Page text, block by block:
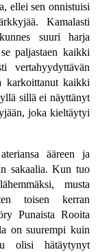
ellei sen onnistuisi
Kamalasti
suuri harja
paljastaen kaikki
vertahyydyttävän
karkoittanut kaikki
sillä ei näyttänyt
joka kieltäytyi
ääreen ja
sakaalia. Kun tuo
musta
toisen kerran
Punaista Rooita
on suurempi kuin
olisi hätäytynyt